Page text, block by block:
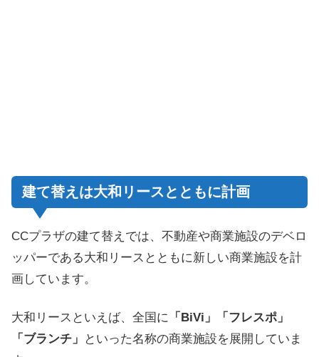
建て替えは大和リースとともに計画
CCプラザの建て替えでは、不動産や商業施設のデベロ
ッパーである大和リースとともに新しい商業施設を計
画しています。
大和リースといえば、全国に 「BiVi」「フレスポ」
「ブランチ」
といった名称の商業施設を展開していま